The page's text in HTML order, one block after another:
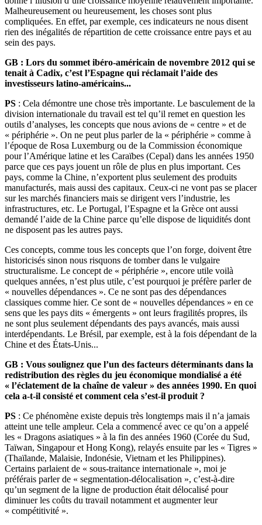
Malheureusement ou heureusement, les choses sont plus
compliquées. En effet, par exemple, ces indicateurs ne nous disent
rien des inégalités de répartition de cette croissance entre pays et au
sein des pays.
GB : Lors du sommet ibéro-américain de novembre 2012 qui se
tenait à Cadix, c’est l’Espagne qui réclamait l’aide des
investisseurs latino-américains...
PS : Cela démontre une chose très importante. Le basculement de la
division internationale du travail est tel qu’il remet en question les
outils d’analyses, les concepts que nous avions de « centre » et de
« périphérie ». On ne peut plus parler de la « périphérie » comme à
l’époque de Rosa Luxemburg ou de la Commission économique
pour l’Amérique latine et les Caraïbes (Cepal) dans les années 1950
parce que ces pays jouent un rôle de plus en plus important. Ces
pays, comme la Chine, n’exportent plus seulement des produits
manufacturés, mais aussi des capitaux. Ceux-ci ne vont pas se placer
sur les marchés financiers mais se dirigent vers l’industrie, les
infrastructures, etc. Le Portugal, l’Espagne et la Grèce ont aussi
demandé l’aide de la Chine parce qu’elle dispose de liquidités dont
ne disposent pas les autres pays.
Ces concepts, comme tous les concepts que l’on forge, doivent être
historicisés sinon nous risquons de tomber dans le vulgaire
structuralisme. Le concept de « périphérie », encore utile voilà
quelques années, n’est plus utile, c’est pourquoi je préfère parler de
« nouvelles dépendances ». Ce ne sont pas des dépendances
classiques comme hier. Ce sont de « nouvelles dépendances » en ce
sens que les pays dits « émergents » ont leurs fragilités propres, ils
ne sont plus seulement dépendants des pays avancés, mais aussi
interdépendants. Le Brésil, par exemple, est à la fois dépendant de la
Chine et des États-Unis...
GB : Vous soulignez que l’un des facteurs déterminants dans la
redistribution des règles du jeu économique mondialisé a été
« l’éclatement de la chaîne de valeur » des années 1990. En quoi
cela a-t-il consisté et comment cela s’est-il produit ?
PS : Ce phénomène existe depuis très longtemps mais il n’a jamais
atteint une telle ampleur. Cela a commencé avec ce qu’on a appelé
les « Dragons asiatiques » à la fin des années 1960 (Corée du Sud,
Taïwan, Singapour et Hong Kong), relayés ensuite par les « Tigres »
(Thaïlande, Malaisie, Indonésie, Vietnam et les Philippines).
Certains parlaient de « sous-traitance internationale », moi je
préférais parler de « segmentation-délocalisation », c’est-à-dire
qu’un segment de la ligne de production était délocalisé pour
diminuer les coûts du travail notamment et augmenter leur
« compétitivité ».